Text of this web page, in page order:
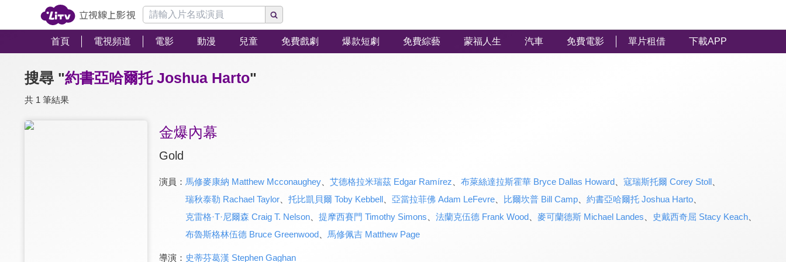
首頁 電視頻道 電影 動漫 兒童 免費戲劇 爆款短劇 免費綜藝 蒙福人生 汽車 免費電影 單片租借 下載APP
搜尋 "約書亞哈爾托 Joshua Harto"
共 1 筆結果
金爆內幕
Gold
演員： 馬修麥康納 Matthew Mcconaughey、 艾德格拉米瑞茲 Edgar Ramírez 布萊絲達拉斯霍華 Bryce Dallas Howard、 寇瑞斯托爾 Corey Stoll、
瑞秋泰勒 Rachael Taylor、 托比凱貝爾 Toby Kebbell、 亞當拉菲佛 Adam LeFevre、 比爾坎普 Bill Camp、 約書亞哈爾托 Joshua Harto、
克雷格·T·尼爾森 Craig T. Nelson、 提摩西賽門 Timothy Simons 法蘭克伍德 Frank Wood、 麥可蘭德斯 Michael Landes 史戴西奇屈 Stacy Keach、
布魯斯格林伍德 Bruce Greenwood、 馬修佩吉 Matthew Page
導演： 史蒂芬葛漢 Stephen Gaghan